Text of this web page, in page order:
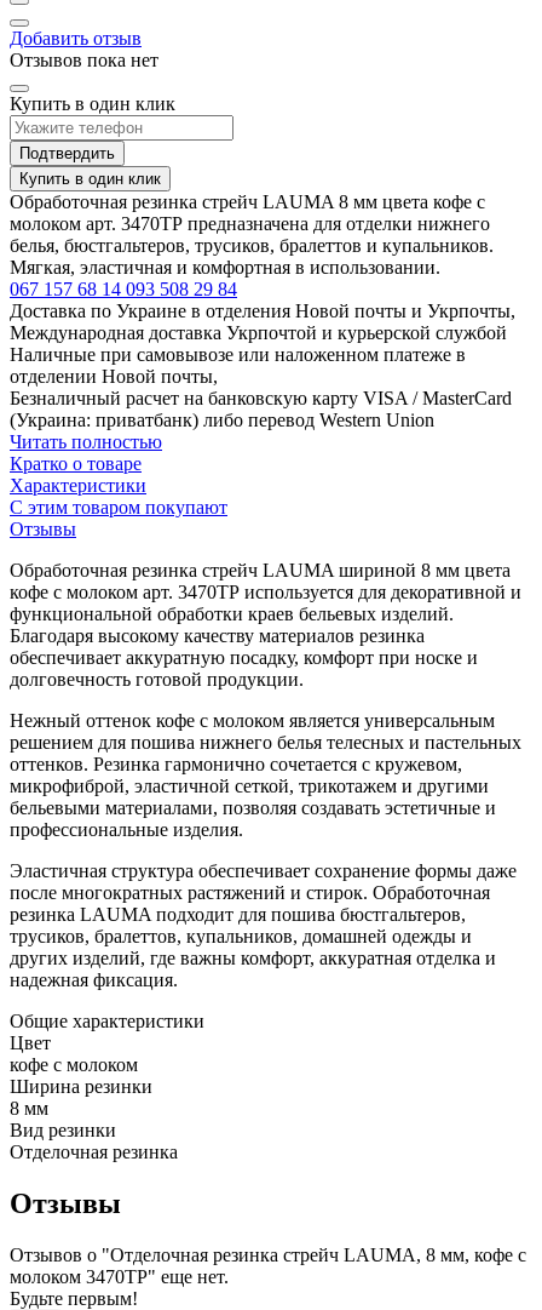
Добавить отзыв
Отзывов пока нет
Купить в один клик
Подтвердить
Купить в один клик
Обработочная резинка стрейч LAUMA 8 мм цвета кофе с
молоком арт. 3470ТР предназначена для отделки нижнего
белья, бюстгальтеров, трусиков, бралеттов и купальников.
Мягкая, эластичная и комфортная в использовании.
067 157 68 14 093 508 29 84
Доставка по Украине в отделения Новой почты и Укрпочты,
Международная доставка Укрпочтой и курьерской службой
Наличные при самовывозе или наложенном платеже в
отделении Новой почты,
Безналичный расчет на банковскую карту VISA / MasterCard
(Украина: приватбанк) либо перевод Western Union
Читать полностью
Кратко о товаре
Характеристики
С этим товаром покупают
Отзывы
Обработочная резинка стрейч LAUMA шириной 8 мм цвета
кофе с молоком арт. 3470ТР используется для декоративной и
функциональной обработки краев бельевых изделий.
Благодаря высокому качеству материалов резинка
обеспечивает аккуратную посадку, комфорт при носке и
долговечность готовой продукции.
Нежный оттенок кофе с молоком является универсальным
решением для пошива нижнего белья телесных и пастельных
оттенков. Резинка гармонично сочетается с кружевом,
микрофиброй, эластичной сеткой, трикотажем и другими
бельевыми материалами, позволяя создавать эстетичные и
профессиональные изделия.
Эластичная структура обеспечивает сохранение формы даже
после многократных растяжений и стирок. Обработочная
резинка LAUMA подходит для пошива бюстгальтеров,
трусиков, бралеттов, купальников, домашней одежды и
других изделий, где важны комфорт, аккуратная отделка и
надежная фиксация.
Общие характеристики
Цвет
кофе с молоком
Ширина резинки
8 мм
Вид резинки
Отделочная резинка
Отзывы
Отзывов о "Отделочная резинка стрейч LAUMA, 8 мм, кофе с
молоком 3470ТР" еще нет.
Будьте первым!